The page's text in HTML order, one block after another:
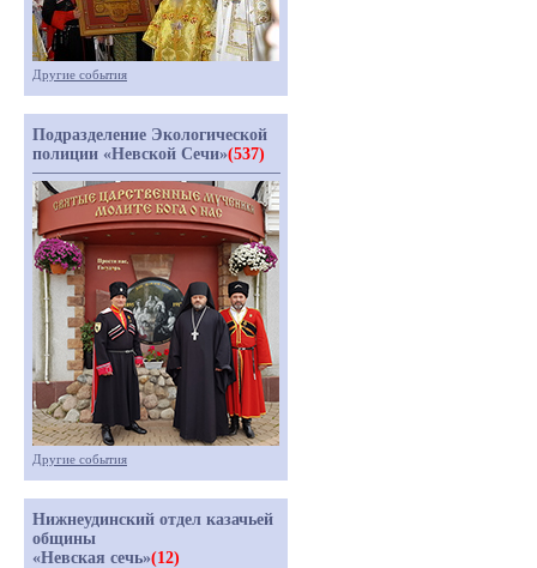
Другие события
Подразделение Экологической
полиции «Невской Сечи»(537)
Другие события
Нижнеудинский отдел казачьей
общины
«Невская сечь»(12)